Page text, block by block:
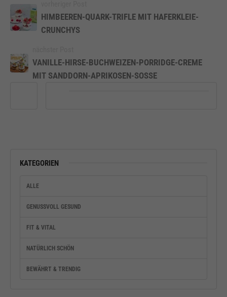
HIMBEEREN-QUARK-TRIFLE MIT HAFERKLEIE-
CRUNCHYS
VANILLE-HIRSE-BUCHWEIZEN-PORRIDGE-CREME
MIT SANDDORN-APRIKOSEN-SOSSE
KATEGORIEN
ALLE
GENUSSVOLL GESUND
FIT & VITAL
NATÜRLICH SCHÖN
BEWÄHRT & TRENDIG